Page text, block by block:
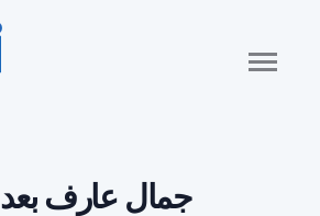
جمال عارف بعد